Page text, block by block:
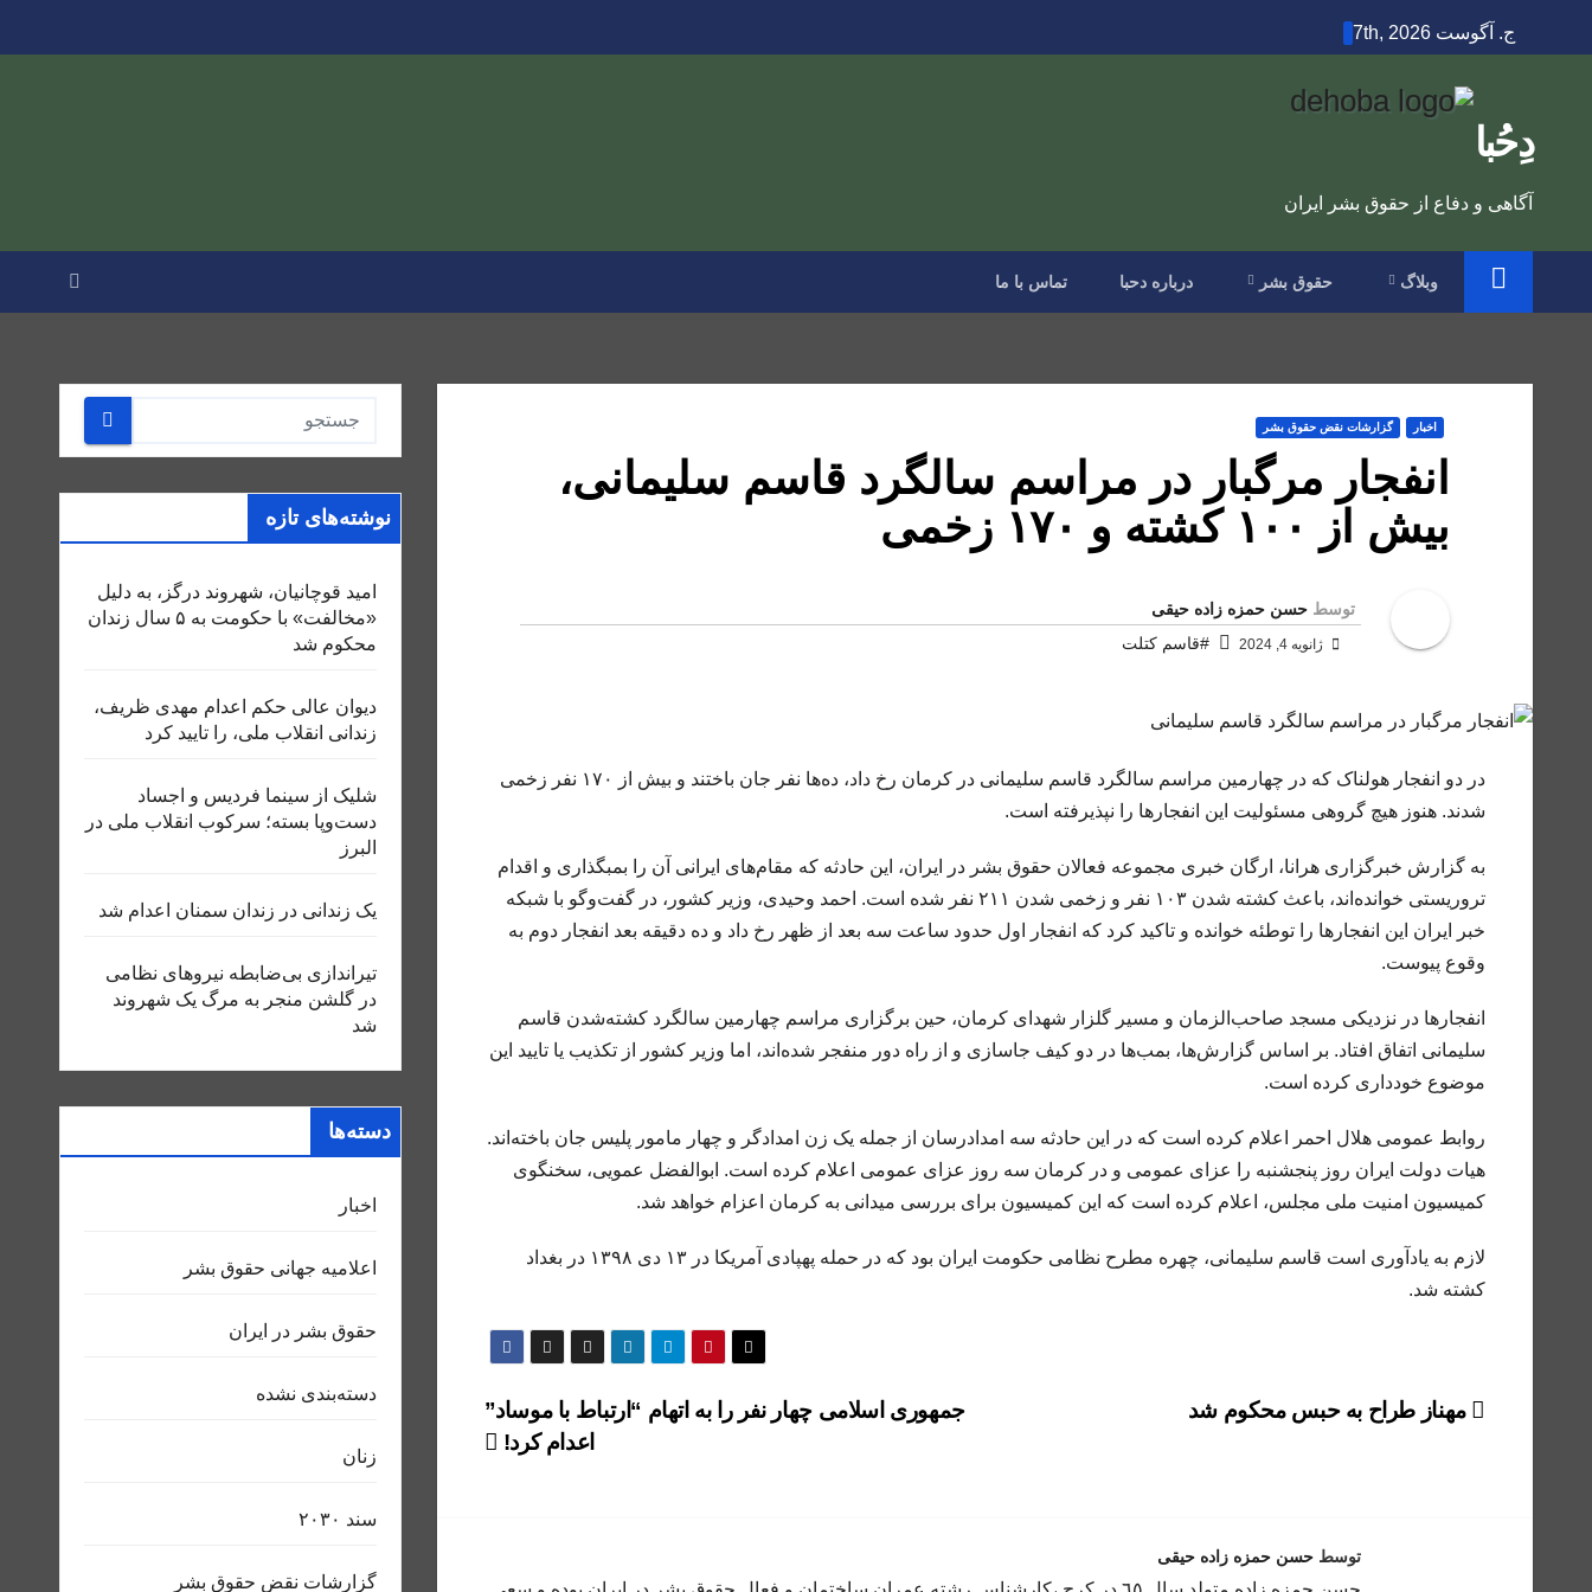
to
ج. آگوست 7th, 2026
دِحُبا
آگاهی و دفاع از حقوق بشر ایران
وبلاگ حقوق بشر درباره دحبا تماس با ما
اخبار گزارشات نقض حقوق بشر
انفجار مرگبار در مراسم سالگرد قاسم سلیمانی،
بیش از ۱۰۰ کشته و ۱۷۰ زخمی
توسط حسن حمزه زاده حیقی
ژانویه 4, 2024 #قاسم کتلت
در دو انفجار هولناک که در چهارمین مراسم سالگرد قاسم سلیمانی در کرمان رخ داد، ده‌ها نفر جان باختند و بیش از ۱۷۰ نفر زخمی
شدند. هنوز هیچ گروهی مسئولیت این انفجارها را نپذیرفته است.
به گزارش خبرگزاری هرانا، ارگان خبری مجموعه فعالان حقوق بشر در ایران، این حادثه که مقام‌های ایرانی آن را بمبگذاری و اقدام
تروریستی خوانده‌اند، باعث کشته شدن ۱۰۳ نفر و زخمی شدن ۲۱۱ نفر شده است. احمد وحیدی، وزیر کشور، در گفت‌وگو با شبکه
خبر ایران این انفجارها را توطئه خوانده و تاکید کرد که انفجار اول حدود ساعت سه بعد از ظهر رخ داد و ده دقیقه بعد انفجار دوم به
وقوع پیوست.
انفجارها در نزدیکی مسجد صاحب‌الزمان و مسیر گلزار شهدای کرمان، حین برگزاری مراسم چهارمین سالگرد کشته‌شدن قاسم
سلیمانی اتفاق افتاد. بر اساس گزارش‌ها، بمب‌ها در دو کیف جاسازی و از راه دور منفجر شده‌اند، اما وزیر کشور از تکذیب یا تایید این
موضوع خودداری کرده است.
روابط عمومی هلال احمر اعلام کرده است که در این حادثه سه امدادرسان از جمله یک زن امدادگر و چهار مامور پلیس جان باخته‌اند.
هیات دولت ایران روز پنجشنبه را عزای عمومی و در کرمان سه روز عزای عمومی اعلام کرده است. ابوالفضل عمویی، سخنگوی
کمیسیون امنیت ملی مجلس، اعلام کرده است که این کمیسیون برای بررسی میدانی به کرمان اعزام خواهد شد.
لازم به یادآوری است قاسم سلیمانی، چهره مطرح نظامی حکومت ایران بود که در حمله پهپادی آمریکا در ۱۳ دی ۱۳۹۸ در بغداد
کشته شد.
راهبری
جمهوری اسلامی چهار نفر را به اتهام “ارتباط با موساد”
اعدام کرد!
مهناز طراح به حبس محکوم شد
توسط حسن حمزه زاده حیقی
نوشته‌های تازه
امید قوچانیان، شهروند درگز، به دلیل
«مخالفت» با حکومت به ۵ سال زندان
محکوم شد
دیوان عالی حکم اعدام مهدی ظریف،
زندانی انقلاب ملی، را تایید کرد
شلیک از سینما فردیس و اجساد
دست‌وپا بسته؛ سرکوب انقلاب ملی در
البرز
یک زندانی در زندان سمنان اعدام شد
تیراندازی بی‌ضابطه نیروهای نظامی
در گلشن منجر به مرگ یک شهروند
شد
دسته‌ها
اخبار
اعلاميه جهانی حقوق بشر
حقوق بشر در ایران
دسته‌بندی نشده
زنان
سند ٢٠٣٠
گزارشات نقض حقوق بشر